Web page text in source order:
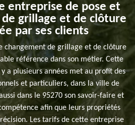
entreprise de pose et
grillage et de clôture
par ses clients
changement de grillage et de clôture
référence dans son métier. Cette
a plusieurs années met au profit des
et particuliers, dans la ville de
dans le 95270 son savoir-faire et
afin que leurs propriétés
Les tarifs de cette entreprise